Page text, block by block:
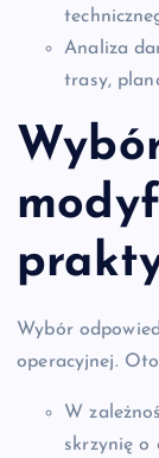
Analiza
trasy,
Wybór
operacyjnej.
W
skrzynię o